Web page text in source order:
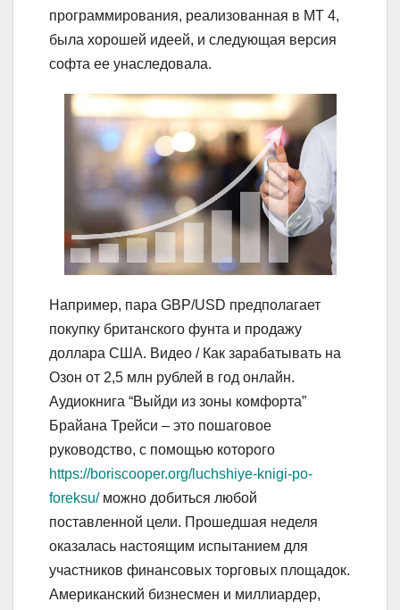
программирования, реализованная в MT 4,
была хорошей идеей, и следующая версия
софта ее унаследовала.
Например, пара GBP/USD предполагает
покупку британского фунта и продажу
доллара США. Видео / Как зарабатывать на
Озон от 2,5 млн рублей в год онлайн.
Аудиокнига “Выйди из зоны комфорта”
Брайана Трейси – это пошаговое
руководство, с помощью которого
https://boriscooper.org/luchshiye-knigi-po-
foreksu/можно добиться любой
поставленной цели. Прошедшая неделя
оказалась настоящим испытанием для
участников финансовых торговых площадок.
Американский бизнесмен и миллиардер,